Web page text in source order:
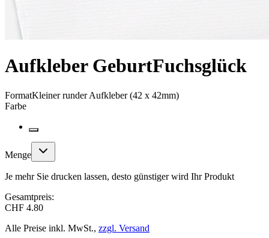
Aufkleber GeburtFuchsglück
FormatKleiner runder Aufkleber (42 x 42mm)
Farbe
Menge
Je mehr Sie drucken lassen, desto günstiger wird Ihr Produkt
Gesamtpreis:
CHF 4.80
Alle Preise inkl. MwSt., zzgl. Versand